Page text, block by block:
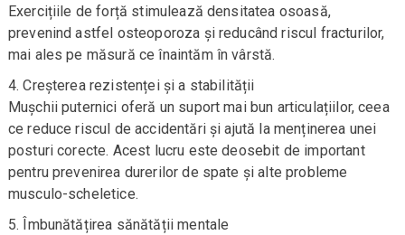
Exercițiile de forță stimulează densitatea osoasă,
prevenind astfel osteoporoza și reducând riscul fracturilor,
mai ales pe măsură ce înaintăm în vârstă.
Creșterea rezistenței și a stabilității
Mușchii puternici oferă un suport mai bun articulațiilor, ceea
ce reduce riscul de accidentări și ajută la menținerea unei
posturi corecte. Acest lucru este deosebit de important
pentru prevenirea durerilor de spate și alte probleme
musculo-scheletice.
Îmbunătățirea sănătății mentale